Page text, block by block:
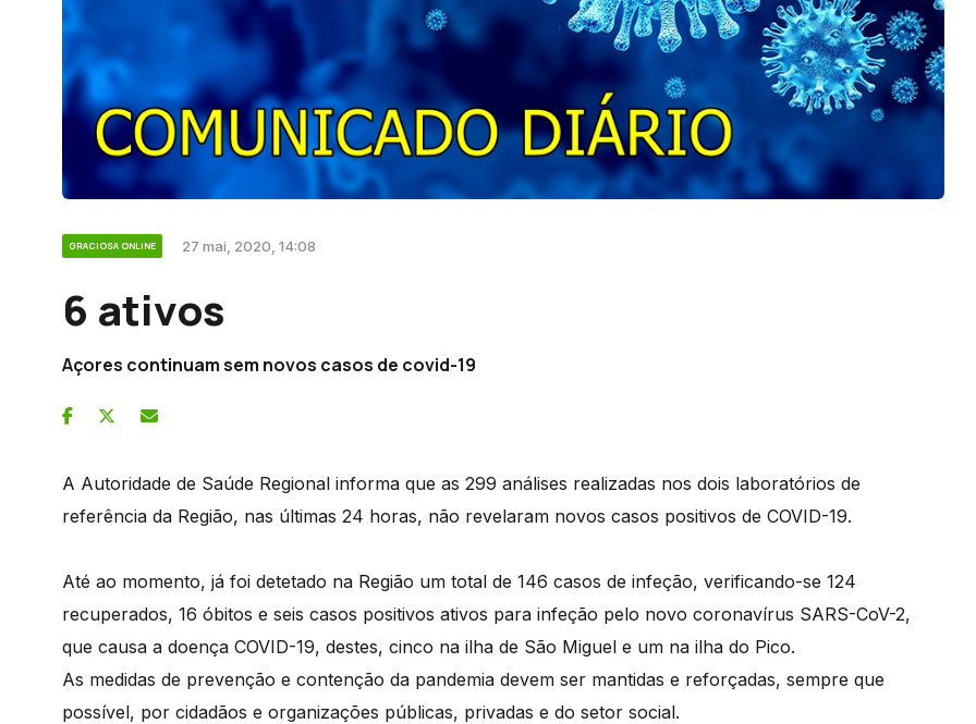
GRACIOSA ONLINE 27 mai, 2020, 14:08
6 ativos
Açores continuam sem novos casos de covid-19
A Autoridade de Saúde Regional informa que as 299 análises realizadas nos dois laboratórios de
referência da Região, nas últimas 24 horas, não revelaram novos casos positivos de COVID-19.
Até ao momento, já foi detetado na Região um total de 146 casos de infeção, verificando-se 124
recuperados, 16 óbitos e seis casos positivos ativos para infeção pelo novo coronavírus SARS-CoV-2,
que causa a doença COVID-19, destes, cinco na ilha de São Miguel e um na ilha do Pico.
As medidas de prevenção e contenção da pandemia devem ser mantidas e reforçadas, sempre que
possível, por cidadãos e organizações públicas, privadas e do setor social.